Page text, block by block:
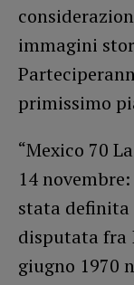
immagini
primissimo
“Mexico 70
14
stata definita
disputata fra
giugno 1970